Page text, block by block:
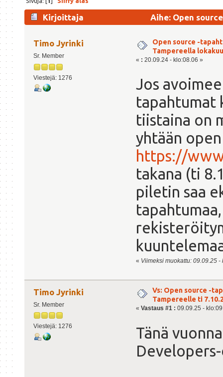
Kirjoittaja
Aihe: Open
Timo Jyrinki
Sr. Member
Viestejä: 1276
Open source -
Tampereella
« : 20.09.24 - klo:08.06 »
Jos
tapahtumat
tiistaina on
yhtään
https://
takana (ti
piletin saa
« Viimeksi muokattu: 09.09.25
Timo Jyrinki
Sr. Member
Viestejä: 1276
Vs: Open source -
Tampereelle ti
« Vastaus #1 : 09.09.25 -
Tänä